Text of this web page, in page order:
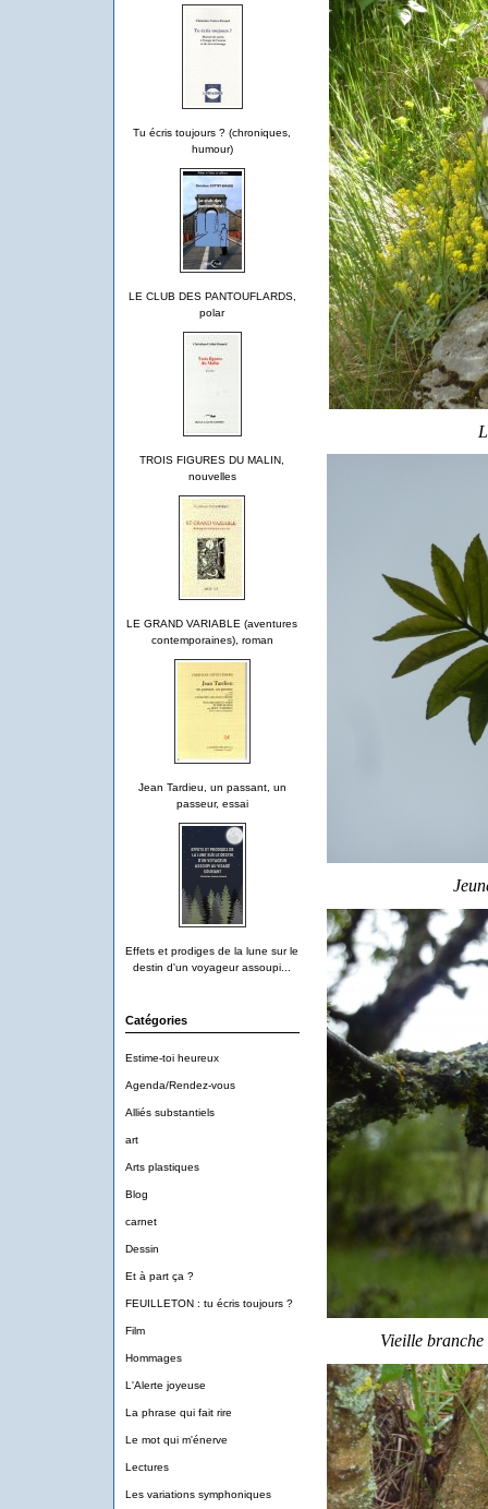
Tu écris toujours ? (chroniques,
humour)
LE CLUB DES PANTOUFLARDS,
polar
TROIS FIGURES DU MALIN,
nouvelles
LE GRAND VARIABLE (aventures
contemporaines), roman
Jean Tardieu, un passant, un
passeur, essai
Effets et prodiges de la lune sur le
destin d'un voyageur assoupi...
Catégories
Estime-toi heureux
Agenda/Rendez-vous
Alliés substantiels
art
Arts plastiques
Blog
carnet
Dessin
Et à part ça ?
FEUILLETON : tu écris toujours ?
Film
Hommages
L'Alerte joyeuse
La phrase qui fait rire
Le mot qui m'énerve
Lectures
Les variations symphoniques
Vieille